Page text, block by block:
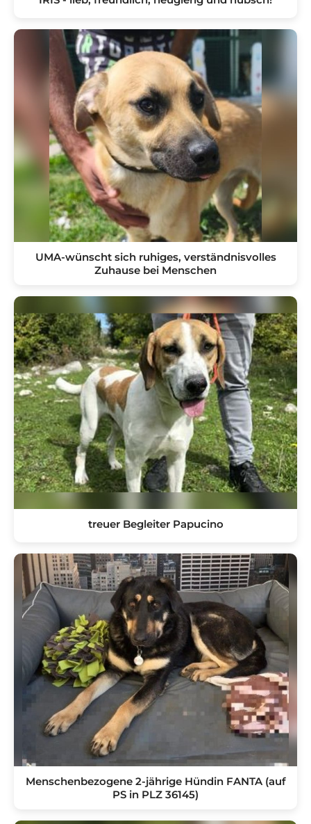
UMA-wünscht sich ruhiges, verständnisvolles
Zuhause bei Menschen
treuer Begleiter Papucino
Menschenbezogene 2-jährige Hündin FANTA (auf
PS in PLZ 36145)